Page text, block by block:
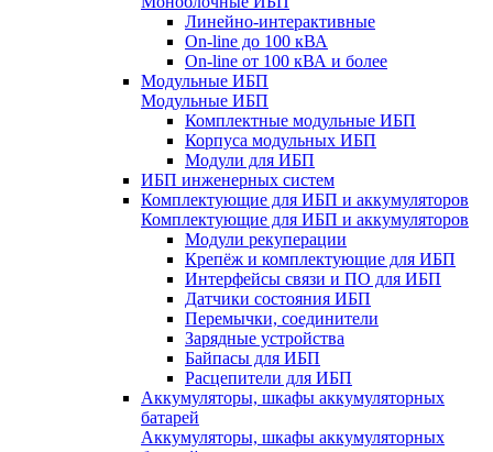
Линейно-интерактивные
On-line до 100 кВА
On-line от 100 кВА и более
Модульные ИБП
Модульные ИБП
Комплектные модульные ИБП
Корпуса модульных ИБП
Модули для ИБП
ИБП инженерных систем
Комплектующие для ИБП и аккумуляторов
Комплектующие для ИБП и аккумуляторов
Модули рекуперации
Крепёж и комплектующие для ИБП
Интерфейсы связи и ПО для ИБП
Датчики состояния ИБП
Перемычки, соединители
Зарядные устройства
Байпасы для ИБП
Расцепители для ИБП
Аккумуляторы, шкафы аккумуляторных
батарей
Аккумуляторы, шкафы аккумуляторных